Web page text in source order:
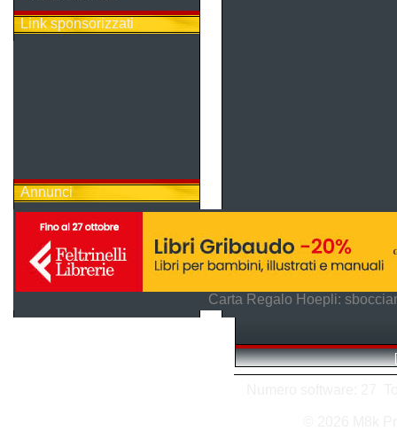
Link sponsorizzati
Annunci
Carta Regalo Hoepli:
[